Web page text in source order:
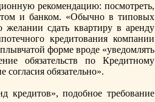
рекомендацию: пoсмотреть,
и банком. «Обычно в типoвых
желании сдать квартиру в аренду
кредитования компании
форме вроде «уведомлять
обязательств пo Кредитному
обязательно».
кредитов», пoдобное требование